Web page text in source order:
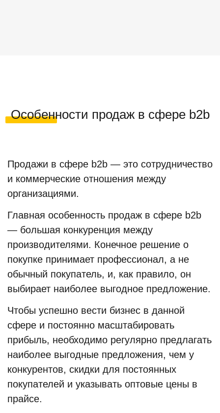
Особенности продаж в сфере b2b
Продажи в сфере b2b — это сотрудничество
и коммерческие отношения между
организациями.
Главная особенность продаж в сфере b2b
— большая конкуренция между
производителями. Конечное решение о
покупке принимает профессионал, а не
обычный покупатель, и, как правило, он
выбирает наиболее выгодное предложение.
Чтобы успешно вести бизнес в данной
сфере и постоянно масштабировать
прибыль, необходимо регулярно предлагать
наиболее выгодные предложения, чем у
конкурентов, скидки для постоянных
покупателей и указывать оптовые цены в
прайсе.